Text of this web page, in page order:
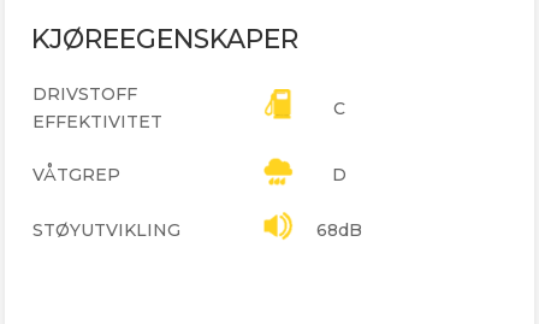
KJØREEGENSKAPER
DRIVSTOFF
EFFEKTIVITET
C
VÅTGREP D
STØYUTVIKLING 68dB